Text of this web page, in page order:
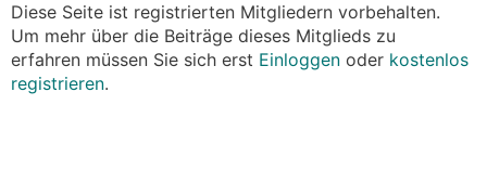
Diese Seite ist registrierten Mitgliedern vorbehalten.
Um mehr über die Beiträge dieses Mitglieds zu
erfahren müssen Sie sich erst Einloggen oder kostenlos
registrieren.